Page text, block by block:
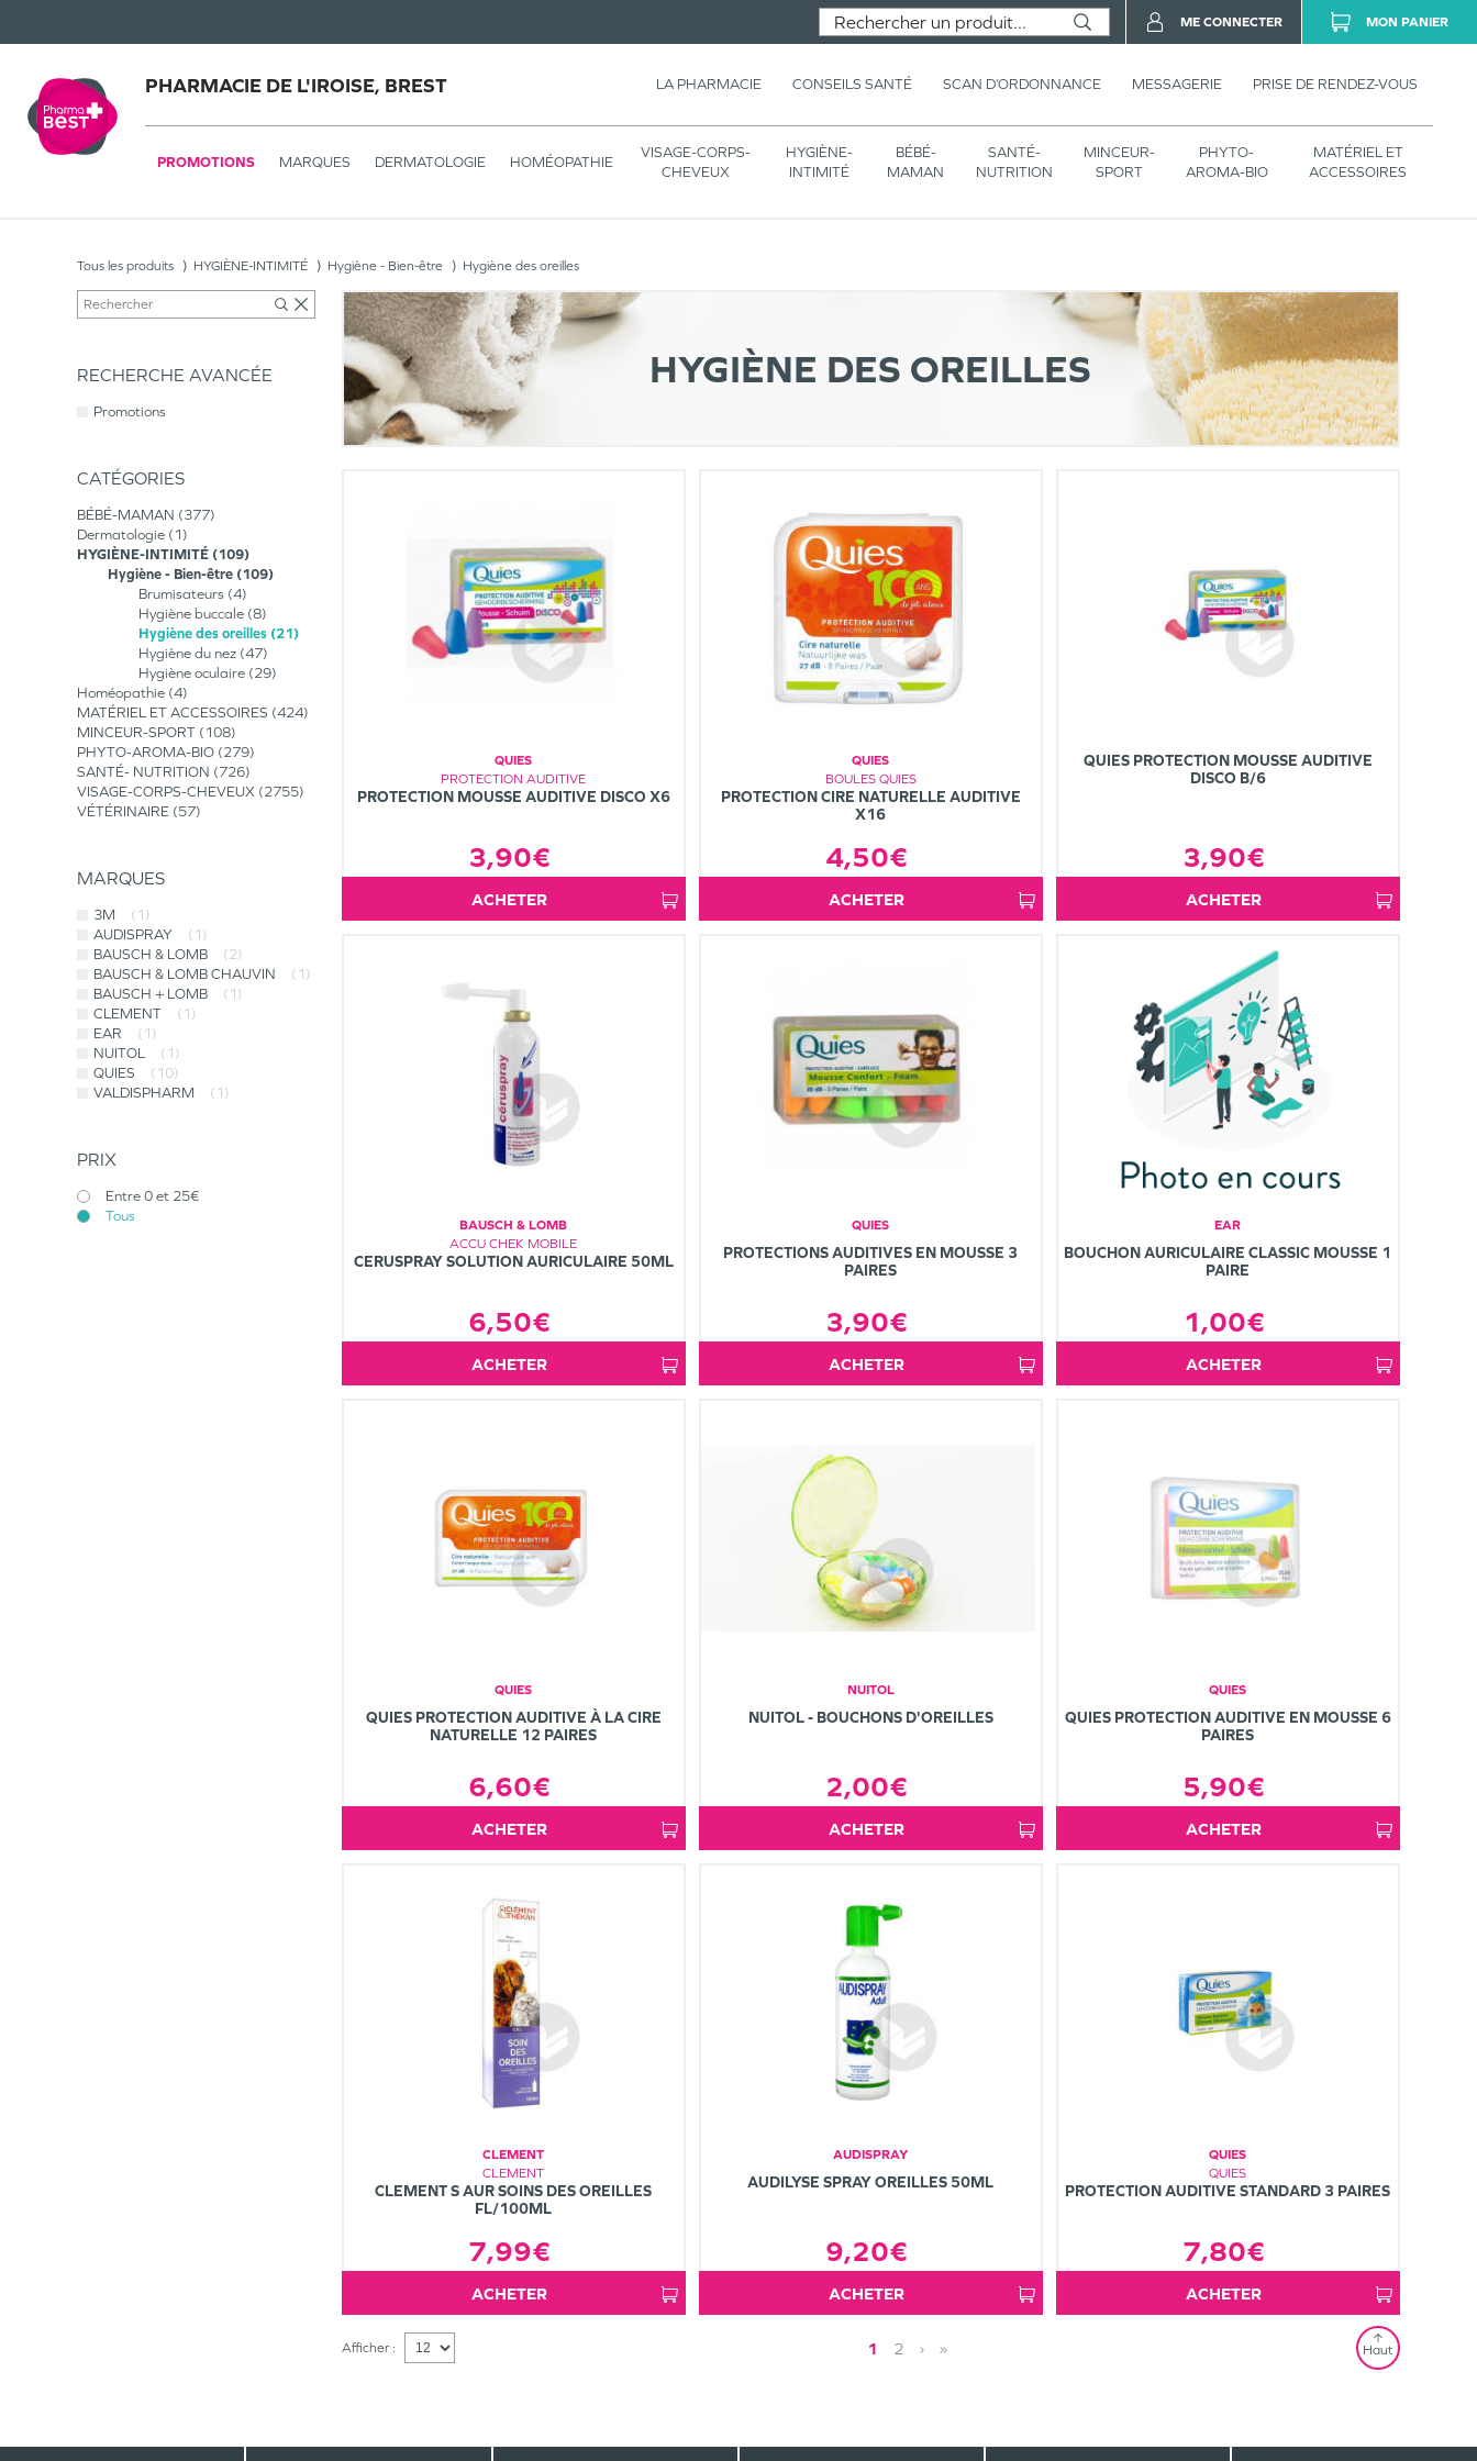
PHARMACIE DE L'IROISE, BREST LA PHARMACIE CONSEILS SANTÉ SCAN D’ORDONNANCE MESSAGERIE PRISE DE RENDEZ-VOUS
PROMOTIONS MARQUES DERMATOLOGIE HOMÉOPATHIE
VISAGE-CORPS-
CHEVEUX
HYGIÈNE-
INTIMITÉ
BÉBÉ-
MAMAN
SANTÉ-
NUTRITION
MINCEUR-
SPORT
PHYTO-
AROMA-BIO
MATÉRIEL ET
ACCESSOIRES
ME CONNECTER MON PANIER
Tous les produits HYGIÈNE-INTIMITÉ Hygiène - Bien-être Hygiène des oreilles
RECHERCHE AVANCÉE
Promotions
CATÉGORIES
BÉBÉ-MAMAN
377
Dermatologie
1
HYGIÈNE-INTIMITÉ
109
Hygiène - Bien-être
109
Brumisateurs 4
Hygiène buccale 8
Hygiène des oreilles 21
Hygiène du nez 47
Hygiène oculaire 29
Homéopathie 4
MATÉRIEL ET ACCESSOIRES 424
MINCEUR-SPORT
108
PHYTO-AROMA-BIO 279
SANTÉ- NUTRITION
726
VISAGE-CORPS-CHEVEUX 2755
VÉTÉRINAIRE 57
MARQUES
3M
(1)
AUDISPRAY
(1)
BAUSCH & LOMB
(2)
BAUSCH & LOMB CHAUVIN
(1)
BAUSCH + LOMB
(1)
CLEMENT
(1)
EAR
(1)
NUITOL
(1)
QUIES
(10)
VALDISPHARM
(1)
PRIX
Entre 0 et 25€
Tous
HYGIÈNE DES OREILLES
QUIES
PROTECTION AUDITIVE
PROTECTION MOUSSE AUDITIVE DISCO X6
3,90€
ACHETER
QUIES
BOULES QUIES
PROTECTION CIRE NATURELLE AUDITIVE
X16
4,50€
ACHETER
QUIES PROTECTION MOUSSE AUDITIVE
DISCO B/6
3,90€
ACHETER
BAUSCH & LOMB
ACCU CHEK MOBILE
CERUSPRAY SOLUTION AURICULAIRE 50ML
6,50€
ACHETER
QUIES
PROTECTIONS AUDITIVES EN MOUSSE 3
PAIRES
3,90€
ACHETER
EAR
BOUCHON AURICULAIRE CLASSIC MOUSSE 1
PAIRE
1,00€
ACHETER
QUIES
QUIES PROTECTION AUDITIVE À LA CIRE
NATURELLE 12 PAIRES
6,60€
ACHETER
NUITOL
NUITOL - BOUCHONS D'OREILLES
2,00€
ACHETER
QUIES
QUIES PROTECTION AUDITIVE EN MOUSSE 6
PAIRES
5,90€
ACHETER
CLEMENT
CLEMENT
CLEMENT S AUR SOINS DES OREILLES
FL/100ML
7,99€
ACHETER
AUDISPRAY
AUDILYSE SPRAY OREILLES 50ML
9,20€
ACHETER
QUIES
QUIES
PROTECTION AUDITIVE STANDARD 3 PAIRES
7,80€
ACHETER
Afficher : 1 2 › » Haut